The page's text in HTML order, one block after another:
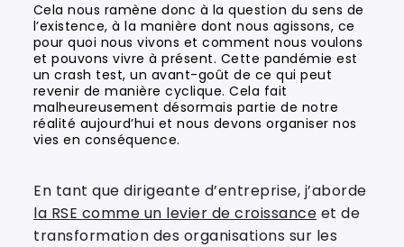
Cela nous ramène donc à la question du sens de
l’existence, à la manière dont nous agissons, ce
pour quoi nous vivons et comment nous voulons
et pouvons vivre à présent. Cette pandémie est
un crash test, un avant-goût de ce qui peut
revenir de manière cyclique. Cela fait
malheureusement désormais partie de notre
réalité aujourd’hui et nous devons organiser nos
vies en conséquence.
En tant que dirigeante d’entreprise, j’aborde
la RSE comme un levier de croissance et de
transformation des organisations sur les